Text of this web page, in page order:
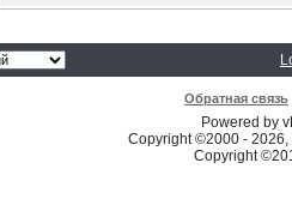
Обратная связь
Powered by
Copyright ©2000 -
Copyright